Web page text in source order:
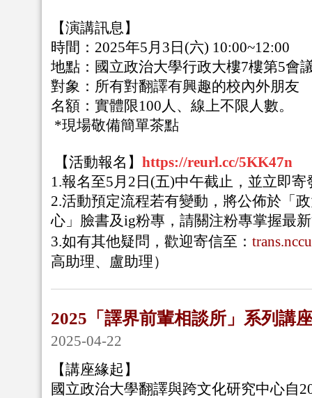
【演講訊息】
時間： 2025年5月3日(六) 10:00~12:00
地點：國立政治大學行政大樓7樓第5會
對象：所有對翻譯有興趣的校內外朋友
名額：實體限100人、線上不限人數。
*現場敬備簡單茶點
【活動報名】 https://reurl.cc/5KK47n
1.報名至5月2日(五)中午截止，並立即
2.活動預定流程若有變動，將公佈於「
心」臉書及ig粉專，請關注粉專掌握最
3.如有其他疑問，歡迎寄信至：
高助理、盧助理）
2025「譯界前輩相談所」系列講
2025-04-22
【講座緣起】
國立政治大學翻譯與跨文化研究中心自